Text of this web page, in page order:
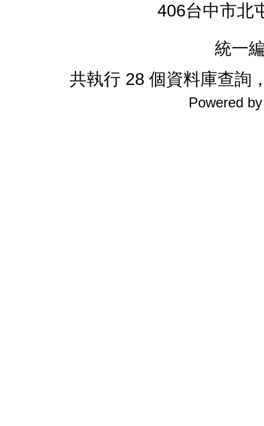
406台中市北
統一
共執行 28 個資料庫查詢
Powered